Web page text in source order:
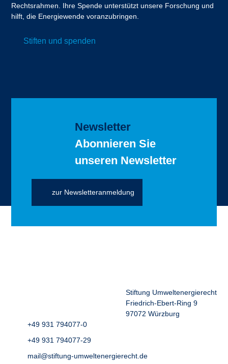
Rechtsrahmen. Ihre Spende unterstützt unsere Forschung und
hilft, die Energiewende voranzubringen.
Stiften und spenden
Newsletter
Abonnieren Sie
unseren Newsletter
zur Newsletteranmeldung
Stiftung Umweltenergierecht
Friedrich-Ebert-Ring 9
97072 Würzburg
+49 931 794077-0
+49 931 794077-29
mail@stiftung-umweltenergierecht.de